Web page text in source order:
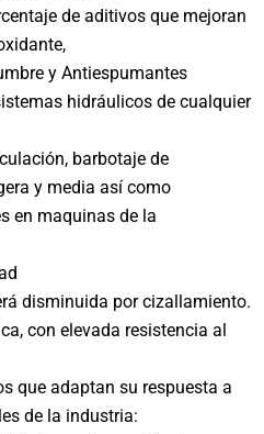
de aditivos que mejoran
y Antiespumantes
hidráulicos de cualquier
barbotaje de
y media así como
en maquinas de la
disminuida por cizallamiento.
con elevada resistencia al
que adaptan su respuesta a
de la industria: